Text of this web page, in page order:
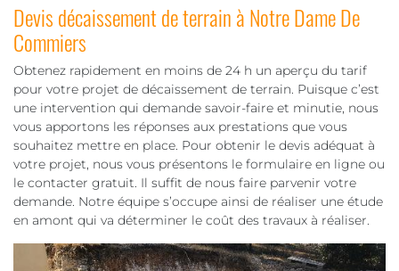
Devis décaissement de terrain à Notre Dame De
Commiers
Obtenez rapidement en moins de 24 h un aperçu du tarif
pour votre projet de décaissement de terrain. Puisque c’est
une intervention qui demande savoir-faire et minutie, nous
vous apportons les réponses aux prestations que vous
souhaitez mettre en place. Pour obtenir le devis adéquat à
votre projet, nous vous présentons le formulaire en ligne ou
le contacter gratuit. Il suffit de nous faire parvenir votre
demande. Notre équipe s’occupe ainsi de réaliser une étude
en amont qui va déterminer le coût des travaux à réaliser.